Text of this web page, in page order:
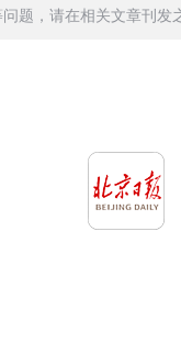
题，请在相关文章刊